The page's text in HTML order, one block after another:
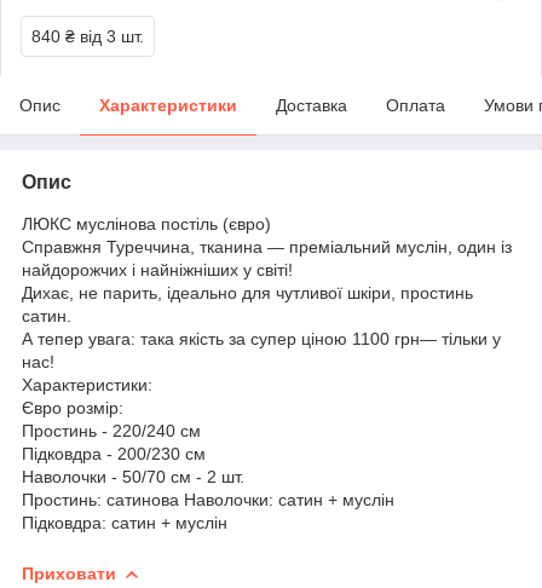
840 ₴ від 3 шт.
Опис Характеристики Доставка Оплата Умови
Опис
ЛЮКС муслінова постіль (євро)
Справжня Туреччина, тканина — преміальний муслін, один із
найдорожчих і найніжніших у світі!
Дихає, не парить, ідеально для чутливої шкіри, простинь
сатин.
А тепер увага: така якість за супер ціною 1100 грн— тільки у
нас!
Характеристики:
Євро розмір:
Простинь - 220/240 см
Підковдра - 200/230 см
Наволочки - 50/70 см - 2 шт.
Простинь: сатинова Наволочки: сатин + муслін
Підковдра: сатин + муслін
Приховати